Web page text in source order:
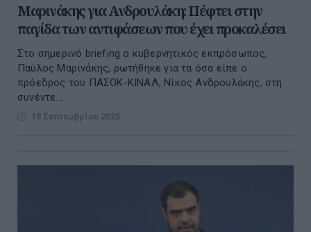
Μαρινάκης για Ανδρουλάκη: Πέφτει στην
παγίδα των αντιφάσεων που έχει προκαλέσει
Στο σημερινό briefing ο κυβερνητικός εκπρόσωπος,
Παύλος Μαρινάκης, ρωτήθηκε για τα όσα είπε ο
πρόεδρος του ΠΑΣΟΚ-ΚΙΝΑΛ, Νίκος Ανδρουλάκης, στη
συνέντε...
18 Σεπτεμβρίου 2025